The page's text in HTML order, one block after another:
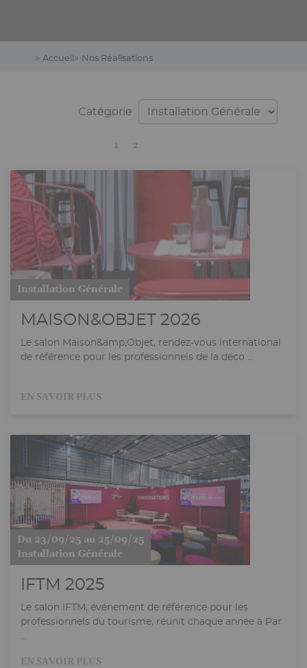
Accueil Nos Réalisations
Catégorie
Current
1 Page
2
Installation Générale
MAISON&OBJET 2026
Le salon Maison&amp;Objet, rendez-vous international
de référence pour les professionnels de la déco ...
EN SAVOIR PLUS
Du 23/09/25 au 25/09/25
Installation Générale
IFTM 2025
Le salon IFTM, événement de référence pour les
professionnels du tourisme, réunit chaque année à Par
EN SAVOIR PLUS